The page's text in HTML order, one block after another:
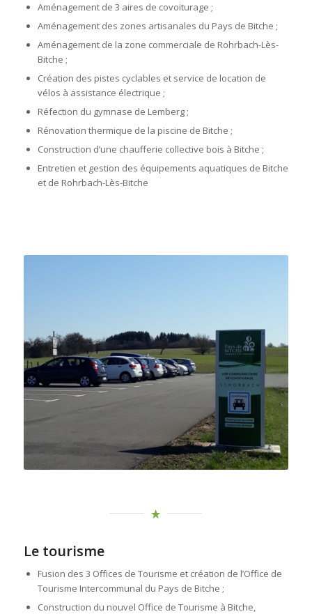
Aménagement de 3 aires de covoiturage ;
Aménagement des zones artisanales du Pays de Bitche ;
Aménagement de la zone commerciale de Rohrbach-Lès-
Bitche ;
Création des pistes cyclables et service de location de
vélos à assistance électrique ;
Réfection du gymnase de Lemberg ;
Rénovation thermique de la piscine de Bitche ;
Construction d’une chaufferie collective bois à Bitche ;
Entretien et gestion des équipements aquatiques de Bitche
et de Rohrbach-Lès-Bitche
Le tourisme
Fusion des 3 Offices de Tourisme et création de l’Office de
Tourisme Intercommunal du Pays de Bitche ;
Construction du nouvel Office de Tourisme à Bitche,